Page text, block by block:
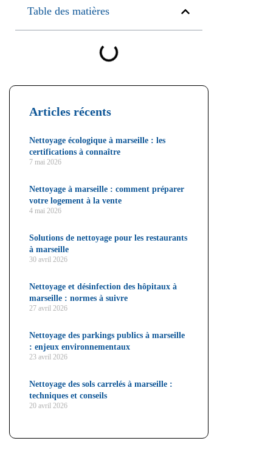
Table des matières
Articles récents
Nettoyage écologique à marseille : les
certifications à connaître
7 mai 2026
Nettoyage à marseille : comment préparer
votre logement à la vente
4 mai 2026
Solutions de nettoyage pour les restaurants
à marseille
30 avril 2026
Nettoyage et désinfection des hôpitaux à
marseille : normes à suivre
27 avril 2026
Nettoyage des parkings publics à marseille
: enjeux environnementaux
23 avril 2026
Nettoyage des sols carrelés à marseille :
techniques et conseils
20 avril 2026